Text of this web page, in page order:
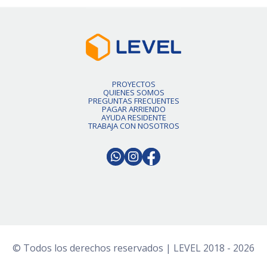
PROYECTOS
QUIENES SOMOS
PREGUNTAS FRECUENTES
PAGAR ARRIENDO
AYUDA RESIDENTE
TRABAJA CON NOSOTROS
© Todos los derechos reservados | LEVEL 2018 - 2026